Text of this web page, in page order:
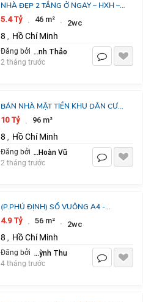
NHÀ ĐẸP 2 TẦNG Ở NGAY – HXH –
PHẠM THẾ HIỂN – 92M2 CHỈ 5,4 TỶ
5.4 Tỷ · 46 m² · 2wc
8 , Hồ Chí Minh
Đăng bởi Nguyễn Thị Thanh Thảo
2 tháng trước
BÁN NHÀ MẶT TIỀN KHU DÂN CƯ
BÌNH HƯNG ĐỐI DIỆN BẾN XE
QUẬN 8 ( 96M2 - 4 TẦNG )
10 Tỷ · 96 m²
8 , Hồ Chí Minh
Đăng bởi Tô Hoàn Vũ
2 tháng trước
(P.PHÚ ĐỊNH) SỔ VUÔNG A4 -
CONTAINER ĐẬU NGÀY ĐÊM - 54M2
- HẺM Ô TÔ THÔNG - QUA QUẬN 6
BÌNH PHÚ
4.9 Tỷ · 56 m² · 2wc
8 , Hồ Chí Minh
Đăng bởi Nguyễn Thị Quỳnh Thu
4 tháng trước